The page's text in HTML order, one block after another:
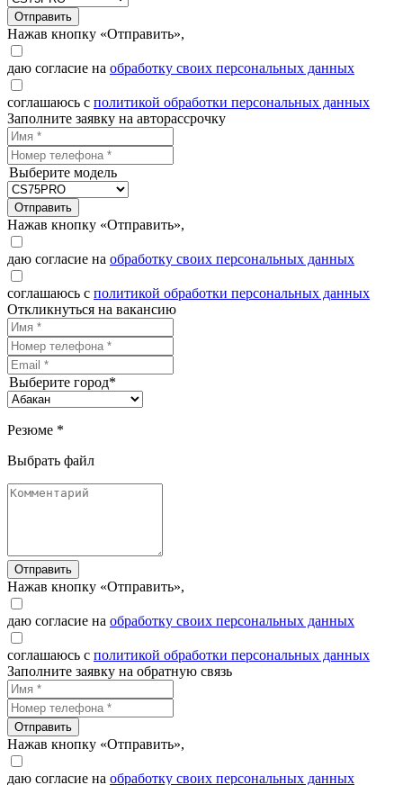
Отправить
Нажав кнопку «Отправить»,
даю согласие на обработку своих персональных данных
соглашаюсь с политикой обработки персональных данных
Заполните заявку на авторассрочку
Выберите модель
Отправить
Нажав кнопку «Отправить»,
даю согласие на обработку своих персональных данных
соглашаюсь с политикой обработки персональных данных
Откликнуться на вакансию
Выберите город*
Резюме *
Выбрать файл
Отправить
Нажав кнопку «Отправить»,
даю согласие на обработку своих персональных данных
соглашаюсь с политикой обработки персональных данных
Заполните заявку на обратную связь
Отправить
Нажав кнопку «Отправить»,
даю согласие на обработку своих персональных данных